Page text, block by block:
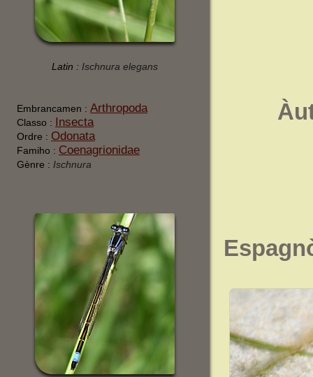
Latin : Ischnura elegans
Embrancamen : Arthropoda
Classo : Insecta
Ordre : Odonata
Famiho : Coenagrionidae
Gènre : Ischnura